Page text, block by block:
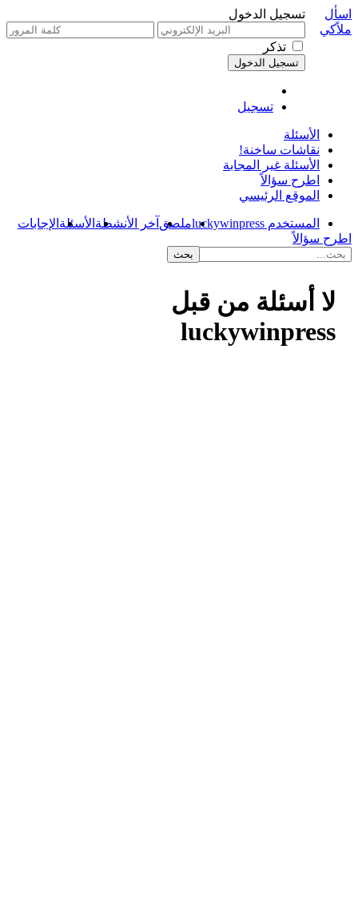
تسجيل الدخول
تذكر
تسجيل
اسأل
ملاًكي
الأسئلة
نقاشات ساخنة!
الأسئلة غير المجابة
اطرح سؤالاً
الموقع الرئيسي
المستخدم luckywinpress ملصق آخر الأنشطة الأسئلة الإجابات
اطرح سؤالاً
لا أسئلة من قبل
luckywinpress